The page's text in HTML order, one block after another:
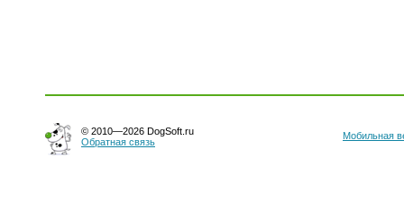
© 2010—2026 DogSoft.ru
Обратная связь
Мобильная